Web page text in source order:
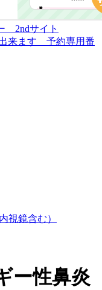
視鏡含む）
ー性鼻炎